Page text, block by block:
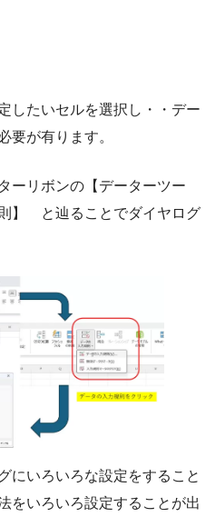
したいセルを選択し・・デー
要が有ります。
リボンの【データーツー
】 と辿ることでダイヤログ
にいろいろな設定をすること
をいろいろ設定することが出